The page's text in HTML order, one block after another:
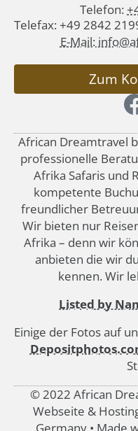
Telefon:
Telefax: +49 2842
E-Mail:
Zum
African Dreamtravel
professionelle
Afrika Safaris und
kompetente
freundlicher
Wir bieten nur
Afrika – denn wir
anbieten die wir
kennen. Wir
Listed by
Einige der Fotos auf
© 2022 African
Webseite &